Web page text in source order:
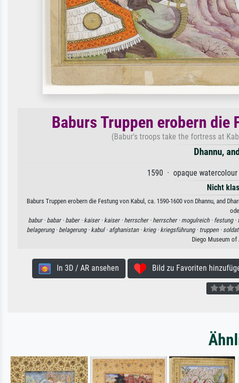
Baburs Truppen erobern die
(Babur's troops take the fortress at
Dhannu,
1590 · opaque
Nicht
Baburs Truppen erobern die Festung von Kabul, ca. 1590-1600 von Dhannu, and
babur · babar · baber · kaiser · kaiser · herrscher · herrscher · mogulreich · festung ·
belagerung · belagerung · kabul · afghanistan · krieg · kriegsführung · truppen ·
Diego Museum of
In 3D / AR ansehen Bild zu Favoriten